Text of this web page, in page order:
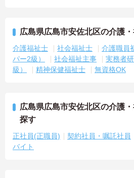
広島県広島市安佐北区の介護
介護福祉士 社会福祉士
介護職員
パー2級）
社会福祉主事
実務者
級）
精神保健福祉士 無資格OK
広島県広島市安佐北区の介護
探す
正社員(正職員) 契約社員・嘱託社員
バイト